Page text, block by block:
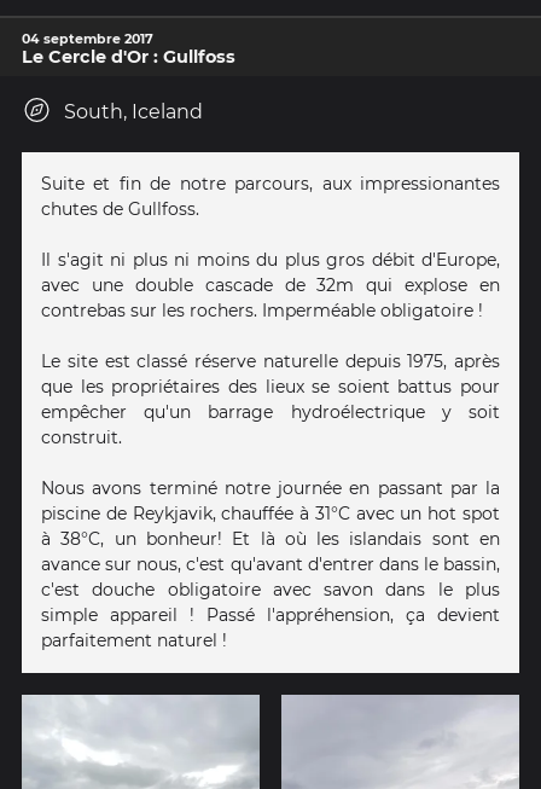
04 septembre 2017
Le Cercle d'Or : Gullfoss
South, Iceland
Suite et fin de notre parcours, aux impressionantes
chutes de Gullfoss.
Il s'agit ni plus ni moins du plus gros débit d'Europe,
avec une double cascade de 32m qui explose en
contrebas sur les rochers. Imperméable obligatoire !
Le site est classé réserve naturelle depuis 1975, après
que les propriétaires des lieux se soient battus pour
empêcher qu'un barrage hydroélectrique y soit
construit.
Nous avons terminé notre journée en passant par la
piscine de Reykjavik, chauffée à 31°C avec un hot spot
à 38°C, un bonheur! Et là où les islandais sont en
avance sur nous, c'est qu'avant d'entrer dans le bassin,
c'est douche obligatoire avec savon dans le plus
simple appareil ! Passé l'appréhension, ça devient
parfaitement naturel !